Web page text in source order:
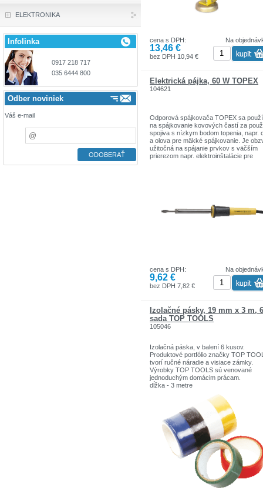
Na
cena s DPH:
13,46 €
bez DPH 10,94 €
Elektrická pájka, 60 W TOPEX
104621
Odporová spájkovača TOPEX sa
na spájkovanie kovových častí za
spojiva s nízkym bodom topenia, napr.
a olova pre mäkké spájkovanie. Je
užitočná na spájanie prvkov s väčším
prierezom napr. elektroinštalácie pre
domácnosť a garáže. Výrobky sú
Na
cena s DPH:
9,62 €
bez DPH 7,82 €
Izolačné pásky, 19 mm x 3 m,
sada TOP TOOLS
105046
Izolačná páska, v balení 6 kusov.
Produktové portfólio značky TOP
tvorí ručné náradie a visiace zámky.
Výrobky TOP TOOLS sú venované
jednoduchým domácim prácam.
dĺžka - 3 metre
ELEKTRONIKA
Infolinka
0917 218 717
035 6444 800
Odber noviniek
Váš e-mail